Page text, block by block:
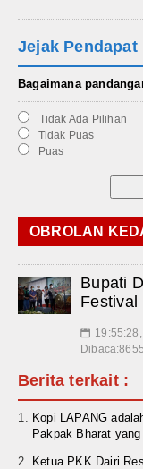
Jejak Pendapat
Bagaimana
Tidak Ada Pilihan
Tidak Puas
Puas
OBROLAN
Bupati
Festival
📅
Berita terkait :
Kopi LAPANG
Pakpak Bharat
Ketua PKK Dairi